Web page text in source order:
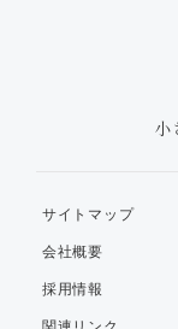
小
サイトマップ
会社概要
採用情報